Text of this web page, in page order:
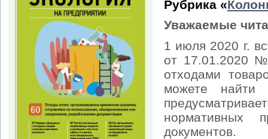
Рубрика «
Уважаемые
1 июля 2020 г.
от 17.01.2020
отходами
можете найти
нормативных
документов.